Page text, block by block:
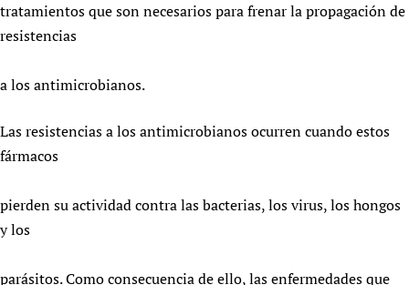
tratamientos que son necesarios para frenar la propagación de
resistencias
a los antimicrobianos.
Las resistencias a los antimicrobianos ocurren cuando estos
fármacos
pierden su actividad contra las bacterias, los virus, los hongos
y los
parásitos. Como consecuencia de ello, las enfermedades que